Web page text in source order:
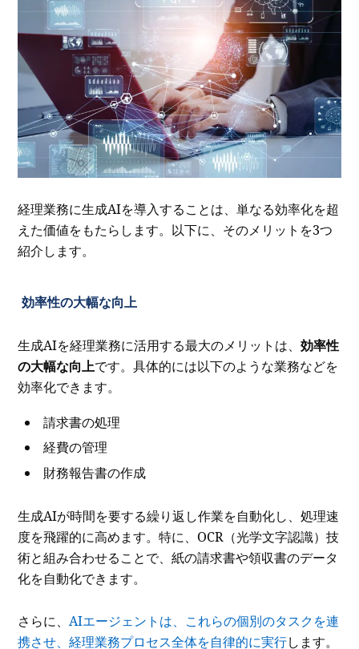
経理業務に生成AIを導入することは、単なる効率化を超
えた価値をもたらします。以下に、そのメリットを3つ
紹介します。
効率性の大幅な向上
生成AIを経理業務に活用する最大のメリットは、効率性
の大幅な向上です。具体的には以下のような業務などを
効率化できます。
請求書の処理
経費の管理
財務報告書の作成
生成AIが時間を要する繰り返し作業を自動化し、処理速
度を飛躍的に高めます。特に、OCR（光学文字認識）技
術と組み合わせることで、紙の請求書や領収書のデータ
化を自動化できます。
さらに、AIエージェントは、これらの個別のタスクを連
携させ、経理業務プロセス全体を自律的に実行します。